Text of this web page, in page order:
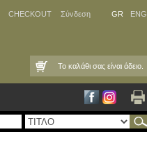
CHECKOUT Σύνδεση GR ENG
Το καλάθι σας είναι άδειο.